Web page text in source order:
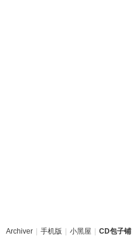
Archiver 手机版 小黑屋 CD包子铺